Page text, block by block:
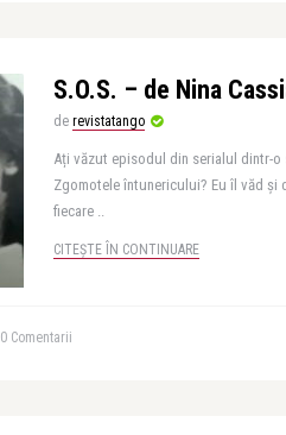
S.O.S. – de Nina
de revistatango
Ați văzut episodul din serialul dintr-o
Zgomotele întunericului? Eu îl văd și
fiecare ..
CITEȘTE ÎN CONTINUARE
0 Comentarii